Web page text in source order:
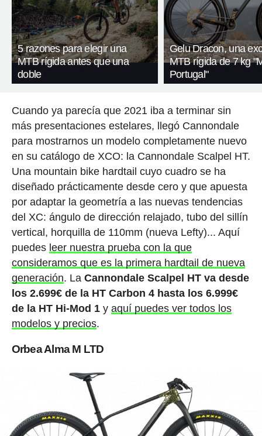
5 razones para elegir una
MTB rígida antes que una
doble
Gelu Dracon, una
MTB rígida de 7 kg
Portugal"
Cuando ya parecía que 2021 iba a terminar sin
más presentaciones estelares, llegó Cannondale
para mostrarnos un modelo completamente nuevo
en su catálogo de XCO: la Cannondale Scalpel HT.
Una mountain bike hardtail cuyo cuadro se ha
diseñado prácticamente desde cero y que apuesta
por adaptar la geometría a las nuevas tendencias
del XC: ángulo de dirección relajado, tubo del sillín
vertical, horquilla de 110mm (nueva Lefty)... Aquí
puedes leer nuestra prueba con la que
consideramos que es la primera hardtail de nueva
generación. LaCannondale Scalpel HT va desde
los 2.699€ de la HT Carbon 4 hasta los 6.999€
de la HT Hi-Mod 1y aquí puedes ver todos los
modelos y precios.
Orbea Alma M LTD